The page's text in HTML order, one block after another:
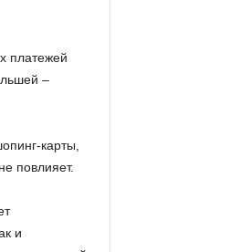
платежей
–
карты,
повлияет.
и